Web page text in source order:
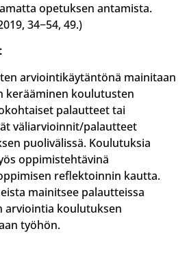
opetuksen antamista.
34−54, 49.)
arviointikäytäntönä mainitaan
kerääminen koulutusten
palautteet tai
väliarvioinnit/palautteet
puolivälissä. Koulutuksia
oppimistehtävinä
reflektoinnin kautta.
mainitsee palautteissa
arviointia koulutuksen
työhön.